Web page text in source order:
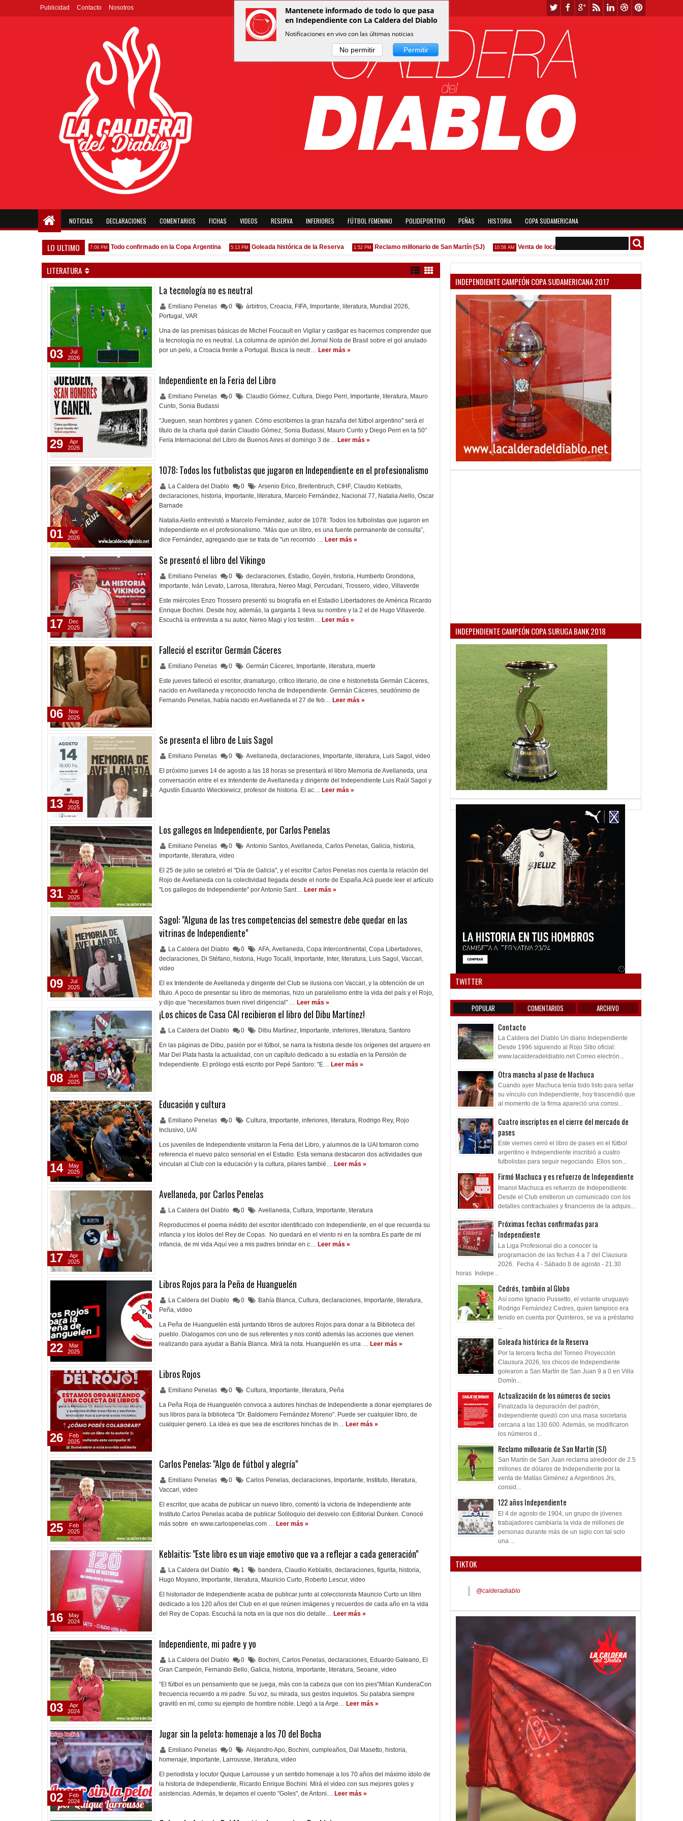
Publicidad Contacto Nosotros
NOTICIAS DECLARACIONES COMENTARIOS FICHAS VIDEOS RESERVA INFERIORES FÚTBOL FEMENINO POLIDEPORTIVO PEÑAS HISTORIA COPA SUDAMERICANA
LO ULTIMO
venga gente nueva" 7:08 PM Todo confirmado en la Copa Argentina 5:13 PM Goleada histórica de la Reserva 1:52 PM Reclamo millonario de San Martín (SJ) 10:58 AM Venta de localidades ante Platense Godoy
LITERATURA
La tecnología no es neutral
Emiliano Penelas 0 árbitros, Croacia, FIFA, Importante, literatura, Mundial 2026,
Portugal , VAR
Una de las premisas básicas de Michel Foucault en Vigilar y castigar es hacernos comprender que
la tecnología no es neutral. La columna de opinión del Jornal Nota de Brasil sobre el gol anulado
por un pelo, a Croacia frente a Portugal. Busca la neutr… Leer más »
03
Jul
2026
Independiente en la Feria del Libro
Emiliano Penelas 0 Claudio Gómez, Cultura, Diego Perri, Importante, literatura, Mauro
Cunto, Sonia Budassi
"Jueguen, sean hombres y ganen. Cómo escribimos la gran hazaña del fútbol argentino" será el
título de la charla qué darán Claudio Gómez, Sonia Budassi, Mauro Cunto y Diego Perri en la 50°
Feria Internacional del Libro de Buenos Aires el domingo 3 de… Leer más »
29
Apr
2026
1078: Todos los futbolistas que jugaron en Independiente en el profesionalismo
La Caldera del Diablo 0 Arsenio Erico, Breitenbruch, CIHF, Claudio Keblaitis,
declaraciones, historia, Importante, literatura, Marcelo Fernández, Nacional 77, Natalia Aiello, Oscar
Barnade
Natalia Aiello entrevistó a Marcelo Fernández, autor de 1078: Todos los futbolistas que jugaron en
Independiente en el profesionalismo. “Más que un libro, es una fuente permanente de consulta”,
dice Fernández, agregando que se trata de "un recorrido … Leer más »
01
Apr
2026
Se presentó el libro del Vikingo
Emiliano Penelas 0 declaraciones, Estadio, Goyén, historia, Humberto Grondona,
Importante, Iván Levato, Larrosa, literatura, Nereo Magi, Percudani, Trossero, video, Villaverde
Este miércoles Enzo Trossero presentó su biografía en el Estadio Libertadores de América Ricardo
Enrique Bochini. Desde hoy, además, la garganta 1 lleva su nombre y la 2 el de Hugo Villaverde.
Escuchá la entrevista a su autor, Nereo Magi y los testim… Leer más »
17
Dec
2025
Falleció el escritor Germán Cáceres
Emiliano Penelas 0 Germán Cáceres, Importante, literatura, muerte
Este jueves falleció el escritor, dramaturgo, crítico literario, de cine e historietista Germán Cáceres,
nacido en Avellaneda y reconocido hincha de Independiente. Germán Cáceres, seudónimo de
Fernando Penelas, había nacido en Avellaneda el 27 de feb… Leer más »
06
Nov
2025
Se presenta el libro de Luis Sagol
Emiliano Penelas 0 Avellaneda, declaraciones, Importante, literatura, Luis Sagol , video
El próximo jueves 14 de agosto a las 18 horas se presentará el libro Memoria de Avellaneda, una
conversación entre el ex Intendente de Avellaneda y dirigente del Independiente Luis Raúl Sagol y
Agustín Eduardo Wieckiewicz, profesor de historia. El ac… Leer más »
13
Aug
2025
Los gallegos en Independiente, por Carlos Penelas
Emiliano Penelas 0 Antonio Santos,Avellaneda, Carlos Penelas, Galicia, historia,
Importante, literatura, video
El 25 de julio se celebró el "Día de Galicia", y el escritor Carlos Penelas nos cuenta la relación del
Rojo de Avellaneda con la colectividad llegada desde el norte de España.Acá puede leer el artículo
"Los gallegos de Independiente" por Antonio Sant… Leer más »
31
Jul
2025
Sagol: "Alguna de las tres competencias del semestre debe quedar en las
vitrinas de Independiente"
La Caldera del Diablo 0 AFA,Avellaneda, Copa Intercontinental , Copa Libertadores,
declaraciones, Di Stéfano, historia, Hugo Tocalli, Importante, Inter, literatura, Luis Sagol , Vaccari,
video
El ex Intendente de Avellaneda y dirigente del Club se ilusiona con Vaccari, y la obtención de un
título. A poco de presentar su libro de memorias, hizo un paralelismo entre la vida del país y el Rojo,
y dijo que "necesitamos buen nivel dirigencial" … Leer más »
09
Jul
2025
¡Los chicos de Casa CAI recibieron el libro del Dibu Martínez!
La Caldera del Diablo 0 Dibu Martínez, Importante, inferiores, literatura, Santoro
En las páginas de Dibu, pasión por el fútbol, se narra la historia desde los orígenes del arquero en
Mar Del Plata hasta la actualidad, con un capítulo dedicado a su estadía en la Pensión de
Independiente. El prólogo está escrito por Pepé Santoro: "E… Leer más »
08
Jun
2025
Educación y cultura
Emiliano Penelas 0 Cultura, Importante, inferiores, literatura, Rodrigo Rey, Rojo
Inclusivo, UAI
Los juveniles de Independiente visitaron la Feria del Libro, y alumnos de la UAI tomaron como
referencia el nuevo palco sensorial en el Estadio. Esta semana destacaron dos actividades que
vinculan al Club con la educación y la cultura, pilares tambié… Leer más »
14
May
2025
Avellaneda, por Carlos Penelas
La Caldera del Diablo 0 Avellaneda, Cultura, Importante, literatura
Reproducimos el poema inédito del escritor identificado con Independiente, en el que recuerda su
infancia y los ídolos del Rey de Copas. No quedará en el viento ni en la sombra.Es parte de mi
infancia, de mi vida.Aquí veo a mis padres brindar en c… Leer más »
17
Apr
2025
Libros Rojos para la Peña de Huanguelén
La Caldera del Diablo 0 Bahía Blanca, Cultura, declaraciones, Importante, literatura,
Peña, video
La Peña de Huanguelén está juntando libros de autores Rojos para donar a la Biblioteca del
pueblo. Dialogamos con uno de sus referentes y nos contó además las acciones que vienen
realizando para ayudar a Bahía Blanca. Mirá la nota. Huanguelén es una … Leer más »
22
Mar
2025
Libros Rojos
Emiliano Penelas 0 Cultura, Importante, literatura, Peña
La Peña Roja de Huanguelén convoca a autores hinchas de Independiente a donar ejemplares de
sus libros para la biblioteca "Dr. Baldomero Fernández Moreno". Puede ser cualquier libro, de
cualquier genero. La idea es que sea de escritores hinchas de In… Leer más »
26
Feb
2025
Carlos Penelas: "Algo de fútbol y alegría"
Emiliano Penelas 0 Carlos Penelas, declaraciones, Importante, Instituto, literatura,
Vaccari, video
El escritor, que acaba de publicar un nuevo libro, comentó la victoria de Independiente ante
Instituto.Carlos Penelas acaba de publicar Soliloquio del desvelo con Editorial Dunken. Conocé
más sobre en www.carlospenelas.com … Leer más »
25
Feb
2025
Keblaitis: "Este libro es un viaje emotivo que va a reflejar a cada generación"
La Caldera del Diablo 1 bandera, Claudio Keblaitis, declaraciones, figurita, historia,
Hugo Moyano, Importante, literatura, Mauricio Curto, Roberto Lescur, video
El historiador de Independiente acaba de publicar junto al coleccionista Mauricio Curto un libro
dedicado a los 120 años del Club en el que reúnen imágenes y recuerdos de cada año en la vida
del Rey de Copas. Escuchá la nota en la que nos dio detalle… Leer más »
16
May
2024
Independiente, mi padre y yo
La Caldera del Diablo 0 Bochini, Carlos Penelas, declaraciones, Eduardo Galeano, El
Gran Campeón, Fernando Bello, Galicia, historia, Importante, literatura, Seoane, video
“El fútbol es un pensamiento que se juega, más con la cabeza que con los pies”Milan KunderaCon
frecuencia recuerdo a mi padre. Su voz, su mirada, sus gestos inquietos. Su palabra siempre
gravitó en mí, como su ejemplo de hombre noble. Llegó a la Arge… Leer más »
03
Apr
2024
Jugar sin la pelota: homenaje a los 70 del Bocha
Emiliano Penelas 0 Alejandro Apo, Bochini, cumpleaños, Dal Masetto, historia,
homenaje, Importante, Larrousse, literatura, video
El periodista y locutor Quique Larrousse y un sentido homenaje a los 70 años del máximo ídolo de
la historia de Independiente, Ricardo Enrique Bochini. Mirá el video con sus mejores goles y
asistencias. Además, te dejamos el cuento "Goles", de Antoni… Leer más »
02
Feb
2024
INDEPENDIENTE CAMPEÓN COPA SUDAMERICANA 2017
INDEPENDIENTE CAMPEÓN COPA SURUGA BANK 2018
TWITTER
POPULAR COMENTARIOS ARCHIVO
Contacto
La Caldera del Diablo Un diario Independiente
Desde 1996 siguiendo al Rojo Sitio oficial:
www.lacalderadeldiablo.net Correo electrón...
Otra mancha al pase de Machuca
Cuando ayer Machuca tenía todo listo para sellar
su vínculo con Independiente, hoy trascendió que
al momento de la firma apareció una comisi...
Cuatro inscriptos en el cierre del mercado de
pases
Este viernes cerró el libro de pases en el fútbol
argentino e Independiente inscribió a cuatro
futbolistas para seguir negociando. Ellos son...
Firmó Machuca y es refuerzo de Independiente
Imanol Machuca es refuerzo de Independiente.
Desde el Club emitieron un comunicado con los
detalles contractuales y financieros de la adquis...
Próximas fechas confirmadas para
Independiente
La Liga Profesional dio a conocer la
programacion de las fechas 4 a 7 del Clausura
2026. Fecha 4 - Sábado 8 de agosto - 21.30
horas Indepe...
Cedrés, también al Globo
Así como Ignacio Pussetto, el volante uruguayo
Rodrigo Fernández Cedres, quien tampoco era
tenido en cuenta por Quinteros, se va a préstamo
...
Goleada histórica de la Reserva
Por la tercera fecha del Torneo Proyección
Clausura 2026, los chicos de Independiente
golearon a San Martín de San Juan 9 a 0 en Villa
Domín...
Actualización de los números de socios
Finalizada la depuración del padrón,
Independiente quedó con una masa societaria
cercana a las 130.600. Además, se modificaron
los números d...
Reclamo millonario de San Martín (SJ)
San Martín de San Juan reclama alrededor de 2.5
millones de dólares de Independiente por la
venta de Matías Giménez a Argentinos Jrs,
consid...
122 años Independiente
El 4 de agosto de 1904, un grupo de jóvenes
trabajadores cambiaría la vida de millones de
personas durante más de un siglo con tal solo
una ...
TIKTOK
@calderadiablo
Mantenete informado de todo lo que pasa
en Independiente con La Caldera del Diablo
Notificaciones en vivo con las últimas noticias
No permitir Permitir